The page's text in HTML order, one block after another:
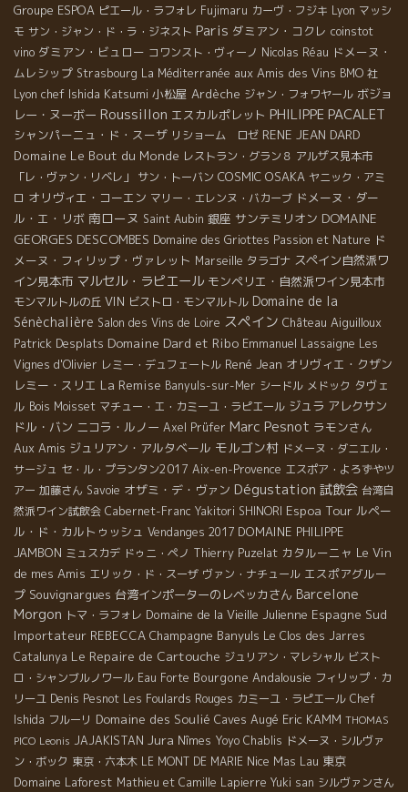
Groupe ESPOA ピエール・ラフォレ Fujimaru カーヴ・フジキ Lyon マッシ
モ サン・ジャン・ド・ラ・ジネスト Paris ダミアン・コクレ coinstot
vino ダミアン・ビュロー コワンスト・ヴィーノ Nicolas Réau ドメーヌ・
ムレシップ Strasbourg La Méditerranée aux Amis des Vins BMO 社
Lyon chef Ishida Katsumi 小松屋 Ardèche ジャン・フォワヤール ボジョ
レー・ヌーボー Roussillon エスカルポレット PHILIPPE PACALET
シャンパーニュ・ド・スーザ リショーム ロゼ RENE JEAN DARD
Domaine Le Bout du Monde レストラン・グラン８ アルザス見本市
「レ・ヴァン・リベレ」
サン・トーバン COSMIC OSAKA ヤニック・アミ
ロ オリヴィエ・コーエン マリー・エレンヌ・バカーブ ドメーヌ・ダー
ル・エ・リボ 南ローヌ Saint Aubin 銀座 サンテミリオン DOMAINE
GEORGES DESCOMBES Domaine des Griottes Passion et Nature ド
メーヌ・フィリップ・ヴァレット Marseille タラゴナ スペイン自然派ワ
イン見本市 マルセル・ラピエール モンペリエ・自然派ワイン見本市
モンマルトルの丘 VIN ビストロ・モンマルトル Domaine de la
Sénèchalière Salon des Vins de Loire スペイン Château Aiguilloux
Patrick Desplats Domaine Dard et Ribo Emmanuel Lassaigne Les
Vignes d'Olivier レミー・デュフェートル René Jean オリヴィエ・クザン
レミー・スリエ La Remise Banyuls-sur-Mer シードル メドック タヴェ
ル Bois Moisset マチュー・エ・カミーユ・ラピエール ジュラ アレクサン
ドル・バン ニコラ・ルノー Axel Prüfer Marc Pesnot ラモンさん
Aux Amis ジュリアン・アルタベール モルゴン村 ドメーヌ・ダニエル・
サージュ セ・ル・プランタン2017 Aix-en-Provence エスポア・よろずやツ
アー 加藤さん Savoie オザミ・デ・ヴァン Dégustation 試飲会 台湾自
然派ワイン試飲会 Cabernet-Franc Yakitori SHINORI Espoa Tour ルペー
ル・ド・カルトゥッシュ Vendanges 2017 DOMAINE PHILIPPE
JAMBON ミュスカデ ドゥニ・ペノ Thierry Puzelat カタルーニャ Le Vin
de mes Amis エリック・ド・スーザ ヴァン・ナチュール エスポアグルー
プ Souvignargues 台湾インポーターのレベッカさん Barcelone
Morgon トマ・ラフォレ Domaine de la Vieille Julienne Espagne Sud
Importateur REBECCA Champagne Banyuls Le Clos des Jarres
Catalunya Le Repaire de Cartouche ジュリアン・マレシャル ビスト
ロ・シャンブルノワール Eau Forte Bourgone Andalousie フィリップ・カ
リーユ Denis Pesnot Les Foulards Rouges カミーユ・ラピエール Chef
Ishida フルーリ Domaine des Soulié Caves Augé Eric KAMM THOMAS
PICO Leonis JAJAKISTAN Jura Nîmes Yoyo Chablis ドメーヌ・シルヴァ
ン・ボック 東京・六本木 LE MONT DE MARIE Nice Mas Lau 東京
Domaine Laforest Mathieu et Camille Lapierre Yuki san シルヴァンさん